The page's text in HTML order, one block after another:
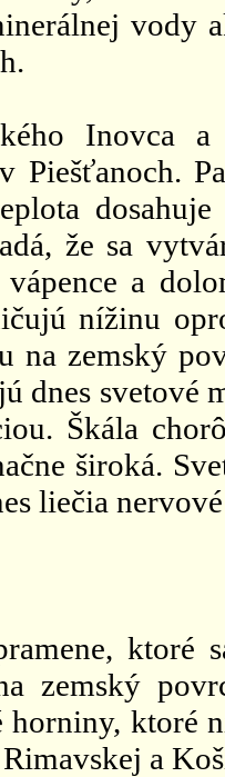
vody
Inovca
Piešťanoch.
že sa
a
nížinu
na zemský
dnes svetové
Škála
široká.
liečia
ktoré
zemský
ktoré
a